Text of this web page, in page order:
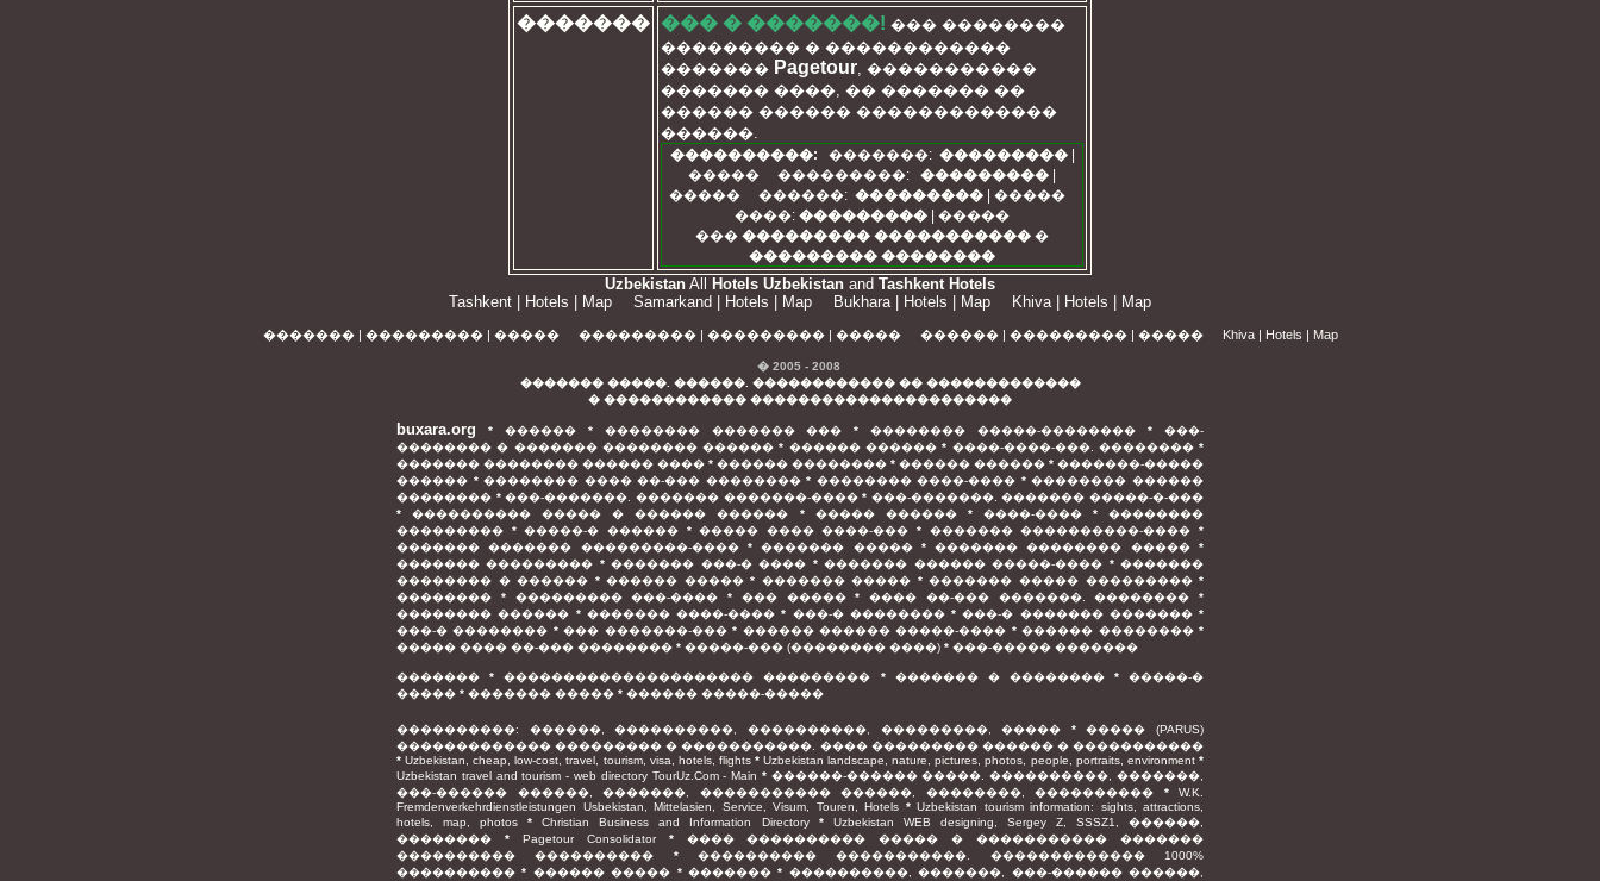
������� ��� � �������! ��� ��������
��������� � ������������
������� Pagetour , �����������
������� ����, �� ������� ��
������ ������ �������������
������.
����������: �������: ���������|
�����
���������: ��������� |
�����
������: ���������| �����
����: ��������� | �����
��� ��������� ����������� �
��������� ��������
Uzbekistan All Hotels Uzbekistan and Tashkent Hotels
Tashkent
Hotels Map Samarkand Hotels Map Bukhara| Hotels Map Khiva| Hotels Map
�������| ���������| ����� ���������| ���������| ����� ������| ���������| ����� Khiva| Hotels | Map
� 2005 - 2008
������� �����. ������. ������������ �� �������������
� ������������ ����������������������
buxara.org * ������ * �������� ������� ��� *�������� �����-�������� *���-
�������� � ������� �������� ������ * ������ ������ * ����-����-���. �������� *
������� �������� ������ ���� * ������ �������� * ������ ������ * �������-�����
������ *�������� ���� ��-��� �������� * �������� ����-���� *�������� ������
�������� *���-�������. ������� �������-���� * ���-�������. ������� �����-�-���
*���������� ����� � ������ ������ * ����� ������ * ����-���� *��������
���������
*�����-� ������ *����� ���� ����-��� * ������� ����������-����
*
������� ������� ���������-����
*������� ����� *������� �������� �����
*
������� ��������� *������� ���-� ���� *������� ������ �����-���� *�������
�������� � ������ *������ ����� * ������� ����� *������� ����� ��������� *
��������
* ��������� ���-���� * ��� ����� * ���� ��-��� �������. ��������
*
�������� ������ * ������� ����-���� * ���-� �������� *���-� ������� ������� *
���-� �������� *��� �������-��� * ������ ������ �����-���� *������ �������� *
����� ���� ��-��� �������� * �����-��� (�������� ����) * ���-����� �������
������� *��������������������� ��������� * ������� � �������� *�����-�
����� * ������� ����� * ������ �����-�����
����������: ������, ����������, ����������, ���������, ����� *����� (PARUS)
������������� ��������� � �����������. ���� ��������� ������ � �����������
*Uzbekistan, cheap, low-cost, travel, tourism, visa, hotels, flights*Uzbekistan landscape, nature, pictures, photos, people, portraits, environment*
Uzbekistan travel and tourism - web directory TourUz.Com - Main * ������-������ �����. ����������, �������,
���-������ ������, �������, ����������� ������, ��������, ���������� * W.K.
Fremdenverkehrdienstleistungen Usbekistan, Mittelasien, Service, Visum, Touren, Hotels * Uzbekistan tourism information: sights, attractions,
hotels, map, photos *Christian Business and Information Directory* Uzbekistan WEB designing, Sergey Z, SSSZ1, ������,
�������� * Pagetour Consolidator* ���� ���������� ����� � ����������� �������
���������� ���������� *���������� �����������. ������������� 1000%
���������� * ������ ����� *������� * ����������, �������, ���-������ ������,